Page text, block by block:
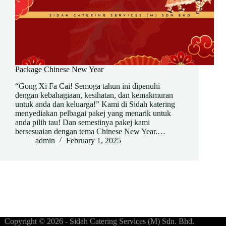
Package Chinese New Year
“Gong Xi Fa Cai! Semoga tahun ini dipenuhi
dengan kebahagiaan, kesihatan, dan kemakmuran
untuk anda dan keluarga!” Kami di Sidah katering
menyediakan pelbagai pakej yang menarik untuk
anda pilih tau! Dan semestinya pakej kami
bersesuaian dengan tema Chinese New Year.…
admin
February 1, 2025
Copyright © 2026 - Sidah Catering Services (M) Sdn. Bhd.